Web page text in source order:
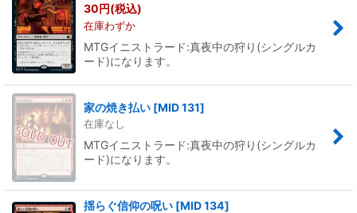
30円(税込)
在庫わずか
MTGイニストラード:真夜中の狩り(シングルカ
ード)になります。
家の焼き払い [MID 131]
在庫なし
MTGイニストラード:真夜中の狩り(シングルカ
ード)になります。
揺らぐ信仰の呪い [MID 134]